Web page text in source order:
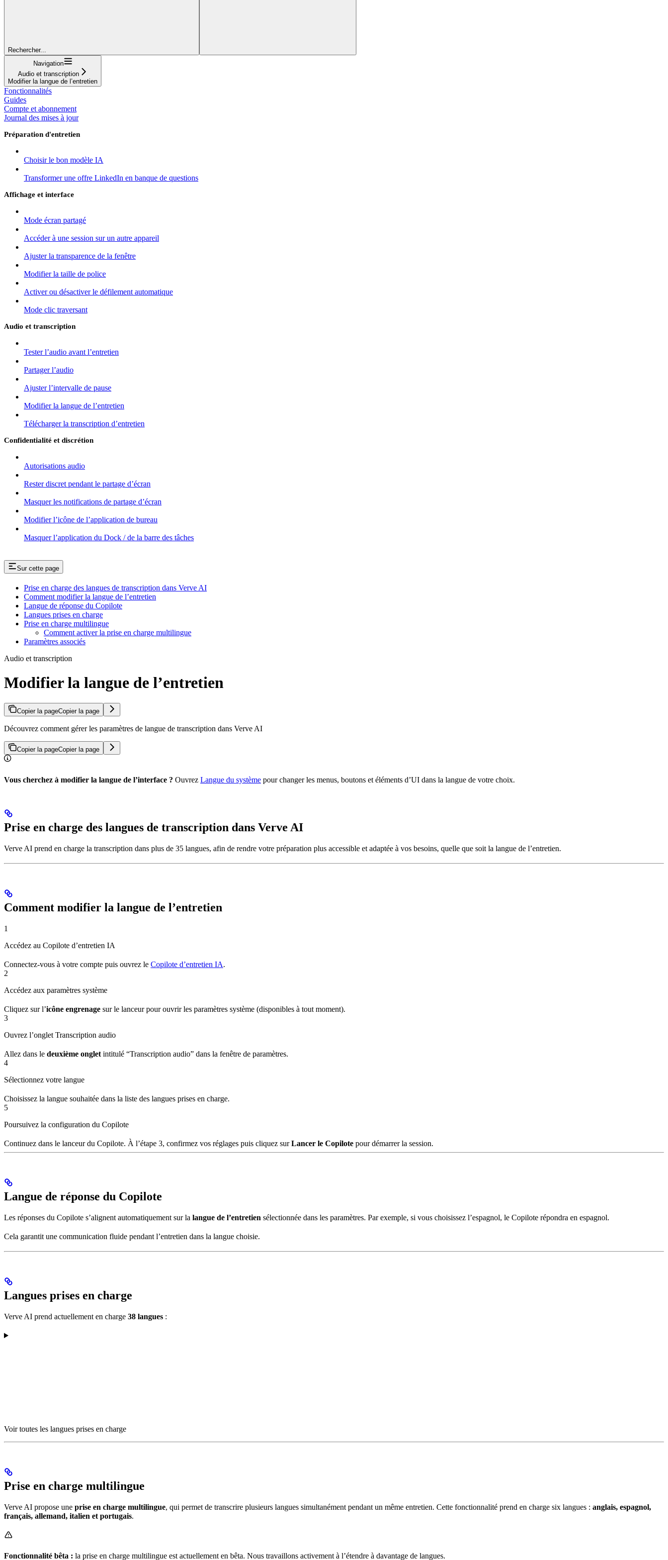
Rechercher...
Navigation
Audio et transcription
Modifier la langue de l’entretien
Fonctionnalités
Guides
Compte et abonnement
Journal des mises à jour
Préparation d'entretien
Choisir le bon modèle IA
Transformer une offre LinkedIn en banque de questions
Affichage et interface
Mode écran partagé
Accéder à une session sur un autre appareil
Ajuster la transparence de la fenêtre
Modifier la taille de police
Activer ou désactiver le défilement automatique
Mode clic traversant
Audio et transcription
Tester l’audio avant l’entretien
Partager l’audio
Ajuster l’intervalle de pause
Modifier la langue de l’entretien
Télécharger la transcription d’entretien
Confidentialité et discrétion
Autorisations audio
Rester discret pendant le partage d’écran
Masquer les notifications de partage d’écran
Modifier l’icône de l’application de bureau
Masquer l’application du Dock / de la barre des tâches
Sur cette page
Prise en charge des langues de transcription dans Verve AI
Comment modifier la langue de l’entretien
Langue de réponse du Copilote
Langues prises en charge
Prise en charge multilingue
Comment activer la prise en charge multilingue
Paramètres associés
Audio et transcription
Modifier la langue de l’entretien
Copier la pageCopier la page
Découvrez comment gérer les paramètres de langue de transcription dans Verve AI
Copier la pageCopier la page
Vous cherchez à modifier la langue de l’interface ? Ouvrez Langue du système pour changer les menus, boutons et éléments d’UI dans la langue de votre choix.
Prise en charge des langues de transcription dans Verve AI
Verve AI prend en charge la transcription dans plus de 35 langues, afin de rendre votre préparation plus accessible et adaptée à vos besoins, quelle que soit la langue de l’entretien.
Comment modifier la langue de l’entretien
1
Accédez au Copilote d’entretien IA
Connectez-vous à votre compte puis ouvrez le Copilote d’entretien IA.
2
Accédez aux paramètres système
Cliquez sur l’icône engrenage sur le lanceur pour ouvrir les paramètres système (disponibles à tout moment).
3
Ouvrez l’onglet Transcription audio
Allez dans le deuxième onglet intitulé “Transcription audio” dans la fenêtre de paramètres.
4
Sélectionnez votre langue
Choisissez la langue souhaitée dans la liste des langues prises en charge.
5
Poursuivez la configuration du Copilote
Continuez dans le lanceur du Copilote. À l’étape 3, confirmez vos réglages puis cliquez surLancer le Copilote pour démarrer la session.
Langue de réponse du Copilote
Les réponses du Copilote s’alignent automatiquement sur la langue de l’entretien sélectionnée dans les paramètres. Par exemple, si vous choisissez l’espagnol, le Copilote répondra en espagnol.
Cela garantit une communication fluide pendant l’entretien dans la langue choisie.
Langues prises en charge
Verve AI prend actuellement en charge 38 langues :
Voir toutes les langues prises en charge
Prise en charge multilingue
Verve AI propose une prise en charge multilingue, qui permet de transcrire plusieurs langues simultanément pendant un même entretien. Cette fonctionnalité prend en charge six langues : anglais, espagnol,
français, allemand, italien et portugais.
Fonctionnalité bêta : la prise en charge multilingue est actuellement en bêta. Nous travaillons activement à l’étendre à davantage de langues.